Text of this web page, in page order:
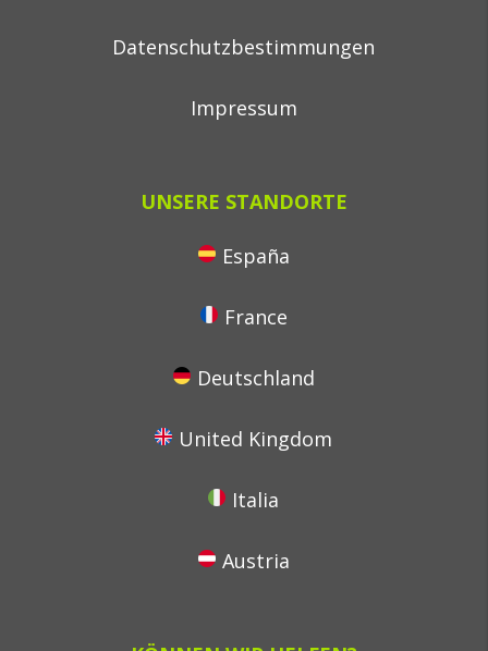
Datenschutzbestimmungen
Impressum
UNSERE STANDORTE
España
France
Deutschland
United Kingdom
Italia
Austria